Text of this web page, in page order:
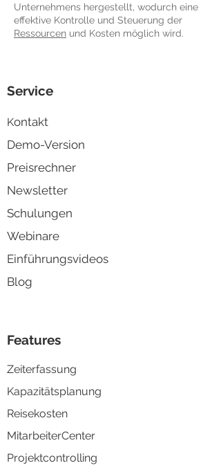
Unternehmens hergestellt, wodurch eine
effektive Kontrolle und Steuerung der
Ressourcen und Kosten möglich wird.
Service
Kontakt
Demo-Version
Preisrechner
Newsletter
Schulungen
Webinare
Einführungsvideos
Blog
Features
Zeiterfassung
Kapazitätsplanung
Reisekosten
MitarbeiterCenter
Projektcontrolling